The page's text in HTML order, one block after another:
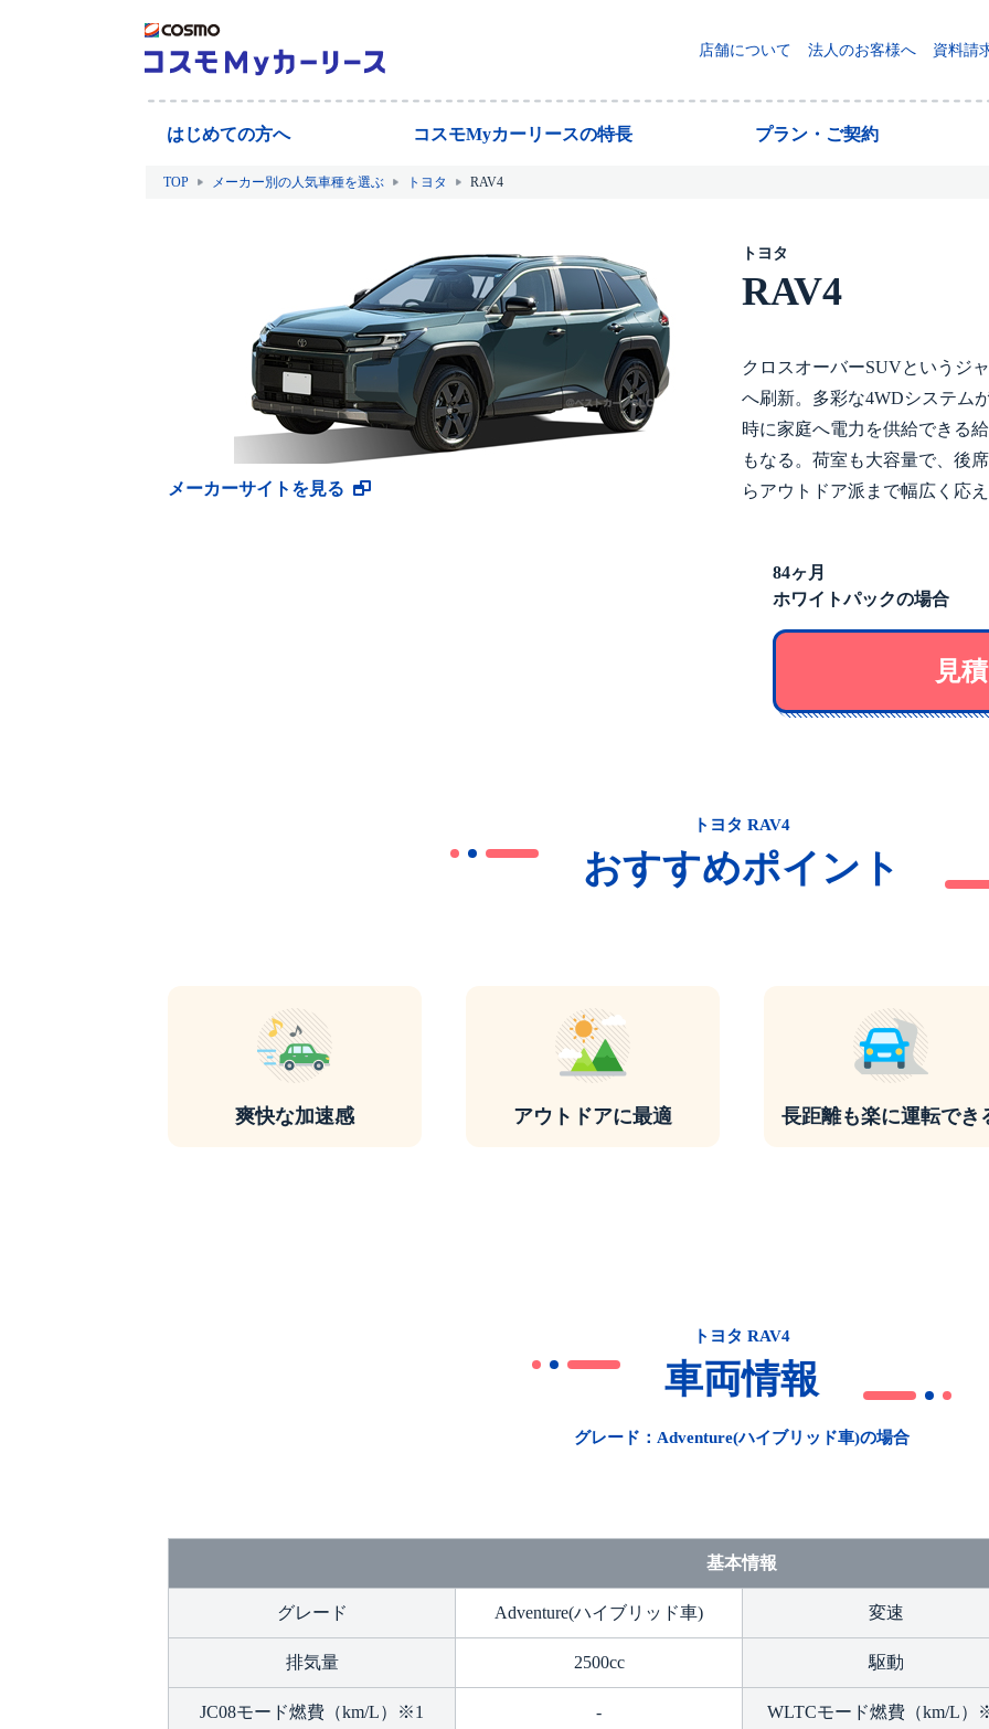
店舗について 法人のお客様へ 資料請
はじめての方へ コスモMyカーリースの特長 プラン・ご契約
TOP メーカー別の人気車種を選ぶ トヨタ RAV4
トヨタ
RAV4
メーカーサイトを見る
クロスオーバーSUVというジ
へ刷新。多彩な4WDシステム
時に家庭へ電力を供給できる
もなる。荷室も大容量で、後
らアウトドア派まで幅広く応
84ヶ月
ホワイトパックの場合
見
トヨタ RAV4
おすすめポイント
爽快な加速感 アウトドアに最適 長距離も楽に運転でき
トヨタ RAV4
車両情報
グレード：Adventure(ハイブリッド車)の場合
基本情報
グレード Adventure(ハイブリッド車) 変速
排気量 2500cc 駆動
JC08モード燃費（km/L）※1 - WLTCモード燃費（km/L）